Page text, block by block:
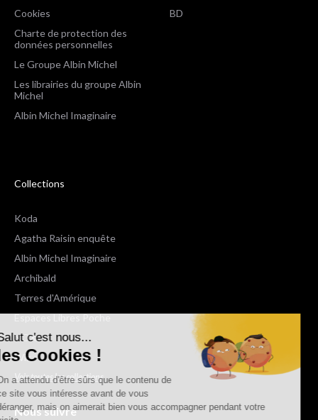
Salut c'est nous...
les Cookies !
On a attendu d'être sûrs que le contenu de
ce site vous intéresse avant de vous
déranger, mais on aimerait bien vous accompagner pendant votre
Cookies
Charte de protection des
données personnelles
Le Groupe Albin Michel
Les librairies du groupe Albin
Michel
Albin Michel Imaginaire
BD
Collections
Koda
Agatha Raisin enquête
Albin Michel Imaginaire
Archibald
Terres d'Amérique
Espaces Libres Poche
NOX
Wiz
Voir toutes les collections
Nous suivre